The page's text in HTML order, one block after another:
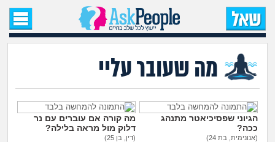
עמוד הבית
שאל שאלה
שאלות חדשות
שאלות שעוררו עניין
מה שעובר עליי
הגיוני שפסיכיאטר מתנהג
ככה?
(אנונימית, בת 24)
מה קורה אם עוברים עם נר
דלוק מול מראה בלילה?
(דין, בן 25)